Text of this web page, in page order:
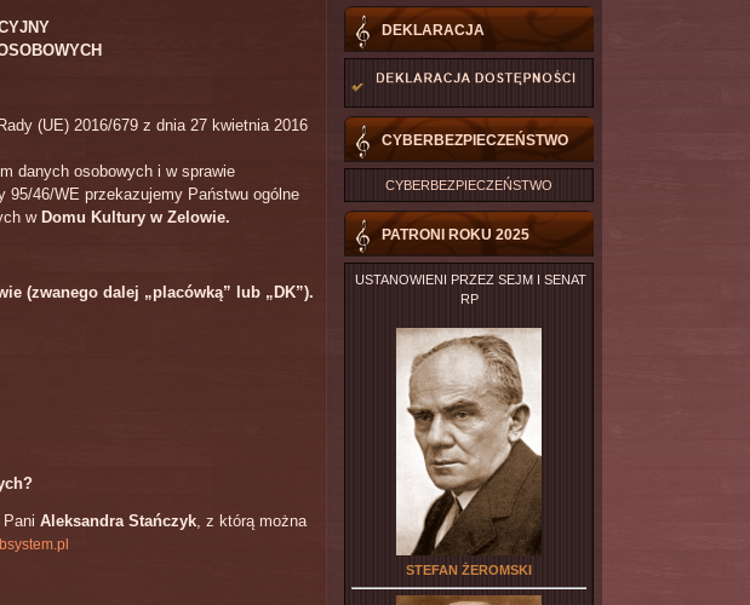
(UE) 2016/679 z dnia 27 kwietnia 2016
danych osobowych i w sprawie
95/46/WE przekazujemy Państwu ogólne
wDomu Kultury w Zelowie.
(zwanego dalej „placówką” lub „DK”).
Aleksandra Stańczyk, z którą można
DEKLARACJA
CYBERBEZPIECZEŃSTWO
CYBERBEZPIECZEŃSTWO
PATRONI ROKU 2025
USTANOWIENI PRZEZ SEJM I SENAT
RP
STEFAN ŻEROMSKI